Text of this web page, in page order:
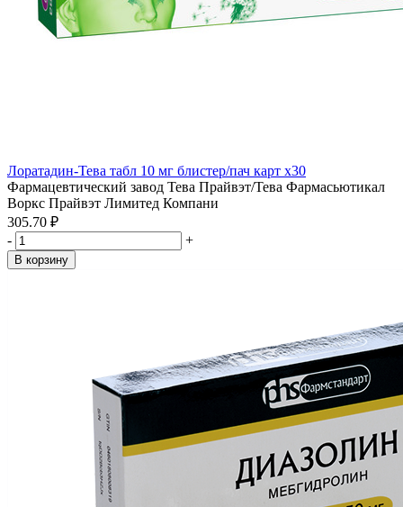
Лоратадин-Тева табл 10 мг блистер/пач карт x30
Фармацевтический завод Тева Прайвэт/Тева Фармасьютикал
Воркс Прайвэт Лимитед Компани
305.70 ₽
-
+
В корзину